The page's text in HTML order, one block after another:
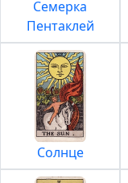
Семерка
Пентаклей
Солнце